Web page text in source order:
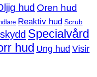
hud Oren hud
Reaktiv hud Scrub
Specialvård
hud Ung hud Visir